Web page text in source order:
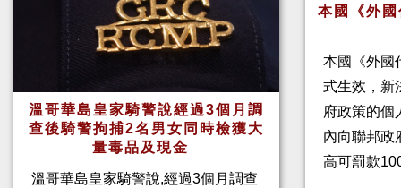
溫哥華島皇家騎警說經過3個月調
查後騎警拘捕2名男女同時檢獲大
量毒品及現金
溫哥華島皇家騎警說,經過3個月調查
本國《外
本國《外國
式生效，新
府政策的個
內向聯邦政
高可罰款